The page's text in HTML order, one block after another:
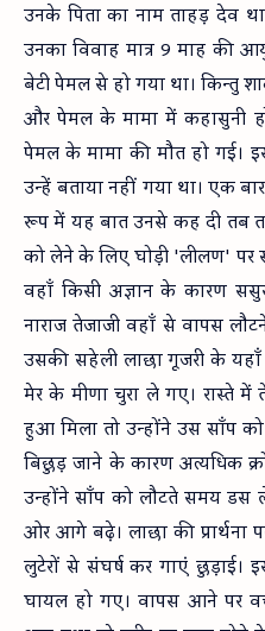
उनके पिता का नाम ताहड़ देव
उनका विवाह मात्र 9 माह की
बेटी पेमल से हो गया था। किन्तु
और पेमल के मामा में कहासुनी
पेमल के मामा की मौत हो गई।
उन्हें बताया नहीं गया था। एक
रूप में यह बात उनसे कह दी तब
को लेने के लिए घोड़ी 'लीलण' पर
वहाँ किसी अज्ञान के कारण
नाराज तेजाजी वहाँ से वापस
उसकी सहेली लाछा गूजरी के यहाँ
मेर के मीणा चुरा ले गए। रास्ते
हुआ मिला तो उन्होंने उस साँप
बिछुड़ जाने के कारण अत्यधिक
उन्होंने साँप को लौटते समय
ओर आगे बढ़े। लाछा की प्रार्थना
लुटेरों से संघर्ष कर गाएं छुड़ाई।
घायल हो गए। वापस आने पर